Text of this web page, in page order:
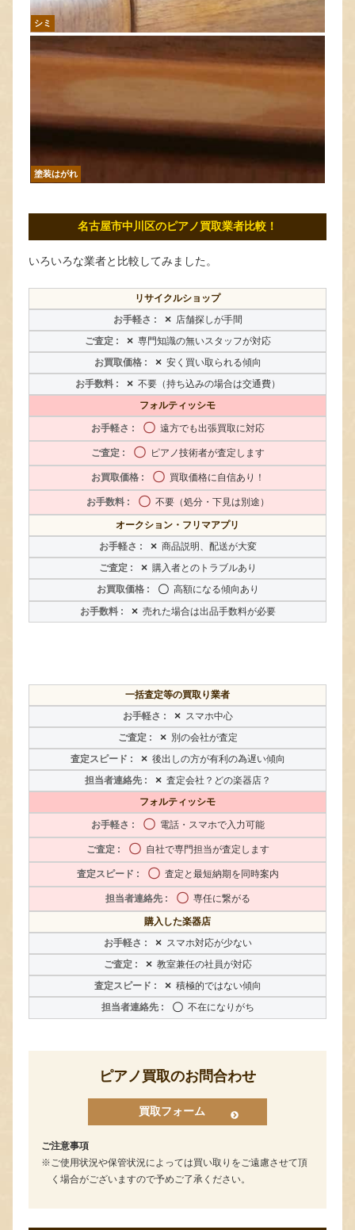
シミ
塗装はがれ
名古屋市中川区のピアノ買取業者比較！
いろいろな業者と比較してみました。
リサイクルショップ
× 店舗探しが手間
× 専門知識の無いスタッフが対応
× 安く買い取られる傾向
× 不要（持ち込みの場合は交通費）
フォルティッシモ
〇 遠方でも出張買取に対応
〇 ピアノ技術者が査定します
〇 買取価格に自信あり！
〇 不要（処分・下見は別途）
オークション・フリマアプリ
× 商品説明、配送が大変
× 購入者とのトラブルあり
〇 高額になる傾向あり
× 売れた場合は出品手数料が必要
一括査定等の買取り業者
× スマホ中心
× 別の会社が査定
× 後出しの方が有利の為遅い傾向
× 査定会社？どの楽器店？
フォルティッシモ
〇 電話・スマホで入力可能
〇 自社で専門担当が査定します
〇 査定と最短納期を同時案内
〇 専任に繋がる
購入した楽器店
× スマホ対応が少ない
× 教室兼任の社員が対応
× 積極的ではない傾向
〇 不在になりがち
ピアノ買取のお問合わせ
買取フォーム
ご注意事項
ご使用状況や保管状況によっては買い取りをご遠慮させて頂
く場合がございますので予めご了承ください。